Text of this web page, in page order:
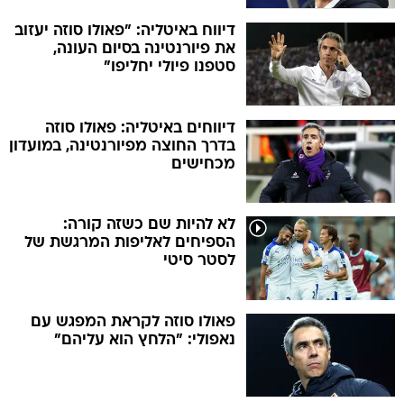
דיווח באיטליה: "פאולו סוזה יעזוב
את פיורנטינה בסיום העונה,
סטפנו פיולי יחליפו"
דיווחים באיטליה: פאולו סוזה
בדרך החוצה מפיורנטינה, במועדון
מכחישים
לא להיות שם כשזה קורה:
הספיחים לאליפות המרגשת של
לסטר סיטי
פאולו סוזה לקראת המפגש עם
נאפולי: "הלחץ הוא עליהם"